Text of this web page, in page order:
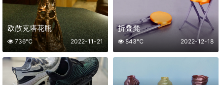
欧散克塔花瓶
2022-11-21
736℃
折叠凳
2022-12-18
843℃